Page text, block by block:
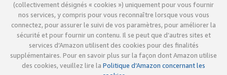
(collectivement désignés « cookies ») uniquement pour vous fournir
nos services, y compris pour vous reconnaître lorsque vous vous
connectez, pour assurer le suivi de vos paramètres, pour améliorer la
sécurité et pour fournir un contenu. Il se peut que d’autres sites et
services d’Amazon utilisent des cookies pour des finalités
supplémentaires. Pour en savoir plus sur la façon dont Amazon utilise
des cookies, veuillez lire la Politique d’Amazon concernant les